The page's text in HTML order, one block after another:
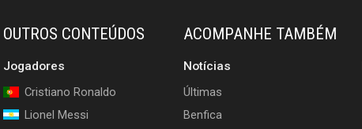
OUTROS CONTEÚDOS
Jogadores
Cristiano Ronaldo
Lionel Messi
ACOMPANHE TAMBÉM
Notícias
Últimas
Benfica